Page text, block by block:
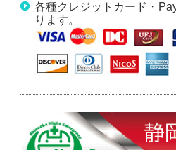
各種クレジットカード・
ります。